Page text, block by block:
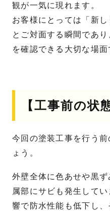
観が一気に現れます。
お客様にとっては「新し
とご対面する瞬間であ
を確認できる大切な場面
【工事前の状
今回の塗装工事を行う
ょう。
外壁全体に色あせや黒
属部にサビも発生して
響で防水性能も低下し